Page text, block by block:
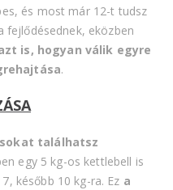
és most már 12-t tudsz
fejlődésednek, eközben
is, hogyan válik egyre
.
találhatsz
egy 5 kg-os kettlebell is
később 10 kg-ra. Ez a